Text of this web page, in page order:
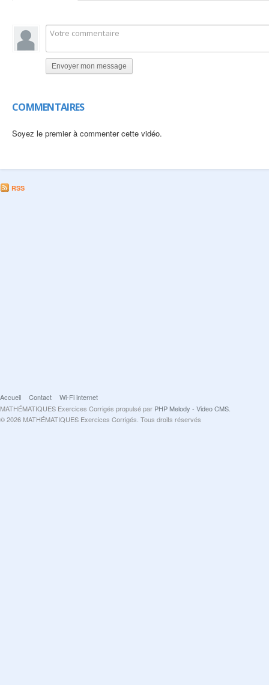
Envoyer mon message
COMMENTAIRES
Soyez le premier à commenter cette vidéo.
RSS
Accueil Contact
Wi-Fi internet
MATHÉMATIQUES Exercices Corrigés propulsé par PHP Melody - Video CMS
© 2026 MATHÉMATIQUES Exercices Corrigés. Tous droits réservés